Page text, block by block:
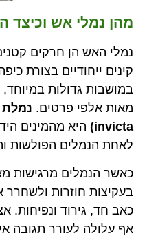
מהן נמלי אש וכיצד
נמלי האש הן חרקים
קינים ייחודיים בצורת
במושבות גדולות
מאות אלפי פרטים.
invicta)
היא מהמינים
לאחת הנמלים הפולשות
כאשר הנמלים מרגישות
בעקיצות חוזרות ולשחרר
כאב חד, גירוד ונפיחות.
אף עלולה לעורר תגובה